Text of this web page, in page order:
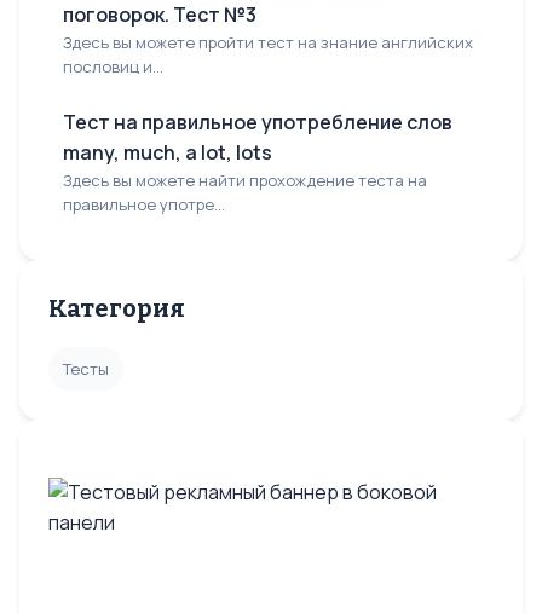
поговорок. Тест №3
Здесь вы можете пройти тест на знание английских
пословиц и...
Тест на правильное употребление слов
many, much, a lot, lots
Здесь вы можете найти прохождение теста на
правильное употре...
Категория
Тесты